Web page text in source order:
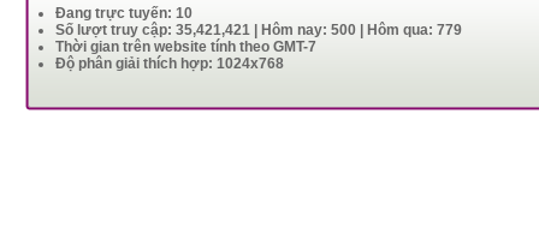
Đang trực tuyến: 10
Số lượt truy cập: 35,421,421 | Hôm nay: 500 | Hôm qua: 779
Thời gian trên website tính theo GMT-7
Độ phân giải thích hợp: 1024x768